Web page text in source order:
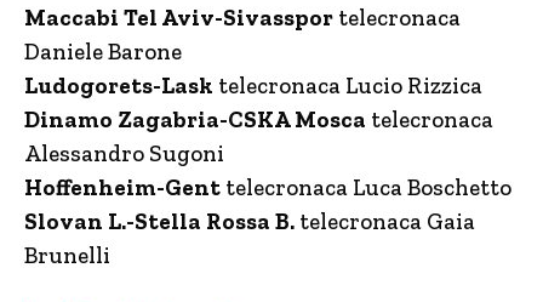
Maccabi Tel Aviv-Sivasspor telecronaca
Daniele Barone
Ludogorets-Lask telecronaca Lucio Rizzica
Dinamo Zagabria-CSKA Mosca telecronaca
Alessandro Sugoni
Hoffenheim-Gent telecronaca Luca Boschetto
Slovan L.-Stella Rossa B. telecronaca Gaia
Brunelli